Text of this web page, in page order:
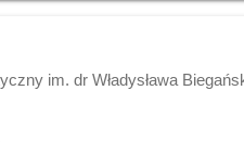
im. dr Władysława